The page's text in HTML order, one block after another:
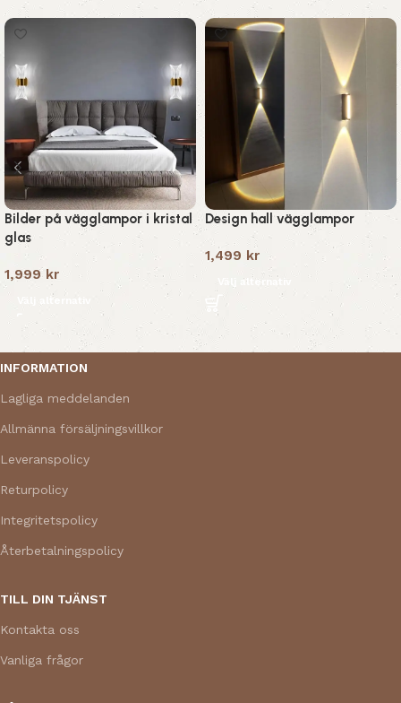
Bilder på vägglampor i kristal
glas
1,999 kr
Välj alternativ
Design hall vägglampor
1,499 kr
Välj alternativ
INFORMATION
Lagliga meddelanden
Allmänna försäljningsvillkor
Leveranspolicy
Returpolicy
Integritetspolicy
Återbetalningspolicy
TILL DIN TJÄNST
Kontakta oss
Vanliga frågor